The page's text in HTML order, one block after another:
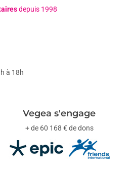
depuis 1998
à 18h
Vegea s'engage
+ de 60 168 € de dons